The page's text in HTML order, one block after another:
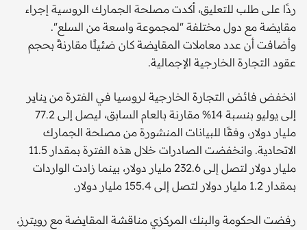
ردًا على طلب للتعليق، أكدت مصلحة الجمارك الروسية إجراء
مقايضة مع دول مختلفة "لمجموعة واسعة من السلع".
وأضافت أن عدد معاملات المقايضة كان ضئيلًا مقارنةً بحجم
عقود التجارة الخارجية الإجمالية.
انخفض فائض التجارة الخارجية لروسيا في الفترة من يناير
إلى يوليو بنسبة 14% مقارنة بالعام السابق، ليصل إلى 77.2
مليار دولار، وفقًا للبيانات المنشورة من مصلحة الجمارك
الاتحادية. وانخفضت الصادرات خلال هذه الفترة بمقدار 11.5
مليار دولار لتصل إلى 232.6 مليار دولار، بينما زادت الواردات
بمقدار 1.2 مليار دولار لتصل إلى 155.4 مليار دولار.
رفضت الحكومة والبنك المركزي مناقشة المقايضة مع رويترز،